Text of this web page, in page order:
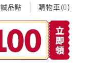
誠品點 購物車(0)